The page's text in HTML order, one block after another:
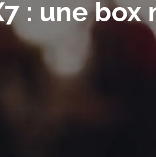
: une